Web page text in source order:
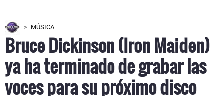
MÚSICA
Bruce Dickinson (Iron Maiden)
ya ha terminado de grabar las
voces para su próximo disco